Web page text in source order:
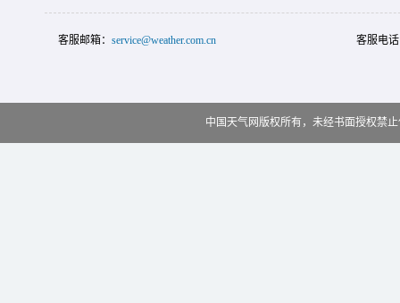
客服邮箱： service@weather.com.cn 客服电
中国天气网版权所有，未经书面授权